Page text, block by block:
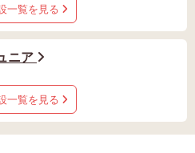
一覧を見る
ニア
一覧を見る